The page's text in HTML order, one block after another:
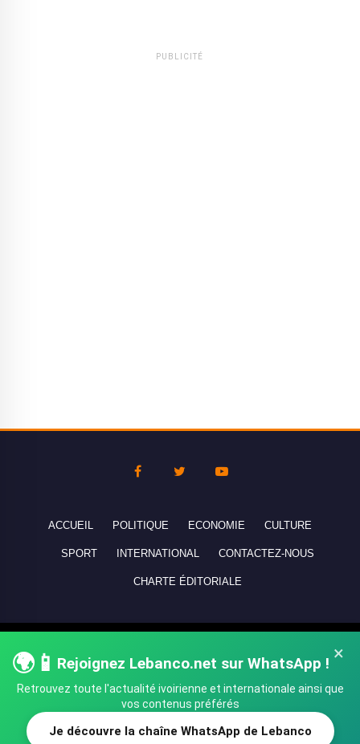
PUBLICITÉ
×
🌍📱 Rejoignez Lebanco.net sur WhatsApp !
Retrouvez toute l'actualité ivoirienne et internationale ainsi que
vos contenus préférés
Je découvre la chaîne WhatsApp de Lebanco
ACCUEIL POLITIQUE ECONOMIE CULTURE
SPORT INTERNATIONAL CONTACTEZ-NOUS
CHARTE ÉDITORIALE
réservés - All rights reserved.